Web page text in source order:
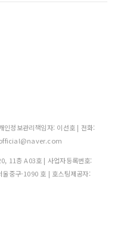
정보관리책임자: 이선호 | 전화:
11층 A03호 | 사업자등록번호:
울중구-1090 호 | 호스팅제공자: